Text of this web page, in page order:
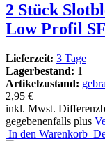
2 Stück
Low Profil
Lieferzeit: 3 Tage
Lagerbestand: 1
Artikelzustand:
2,95 €
inkl. Mwst.
gegebenenfalls plus
In den Warenkorb